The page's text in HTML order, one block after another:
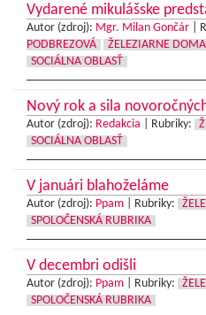
Vydarené mikulášske
Autor (zdroj): Mgr. Milan Gončár
PODBREZOVÁ
ŽELEZIARNE DOMA
SOCIÁLNA OBLASŤ
Nový rok a sila
Autor (zdroj): Redakcia Rubriky:
SOCIÁLNA OBLASŤ
V januári blahoželáme
Autor (zdroj): Ppam Rubriky:
SPOLOČENSKÁ RUBRIKA
V decembri odišli
Autor (zdroj): Ppam Rubriky:
SPOLOČENSKÁ RUBRIKA